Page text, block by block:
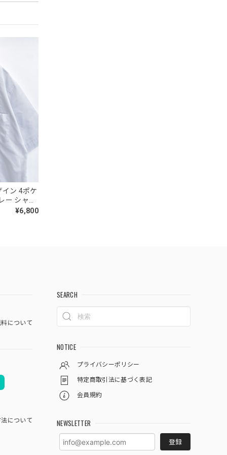
ン 4ポケ
ー シャツ
ジ 古着 メ
¥6,800
料について
について
SEARCH
NOTICE
プライバシーポリシー
特定商取引法に基づく表記
会員規約
NEWSLETTER
登録